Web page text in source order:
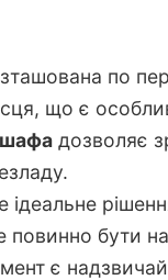
по
що є
дозволяє
ідеальне
бути
є